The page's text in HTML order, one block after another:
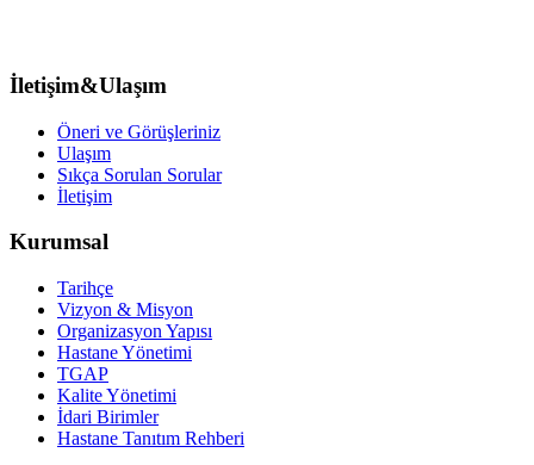
İletişim&Ulaşım
Öneri ve Görüşleriniz
Ulaşım
Sıkça Sorulan Sorular
İletişim
Kurumsal
Tarihçe
Vizyon & Misyon
Organizasyon Yapısı
Hastane Yönetimi
TGAP
Kalite Yönetimi
İdari Birimler
Hastane Tanıtım Rehberi